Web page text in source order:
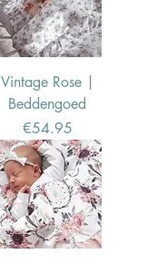
Vintage Rose |
Beddengoed
Price
€54.95